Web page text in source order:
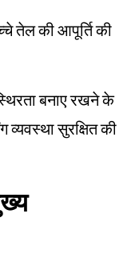
तेल की आपूर्ति की
बनाए रखने के
व्यवस्था सुरक्षित की